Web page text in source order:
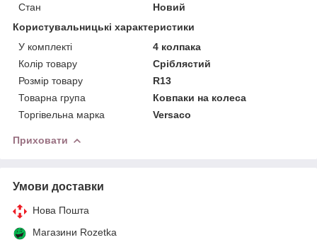
Стан
Новий
Користувальницькі характеристики
У комплекті
4 колпака
Колір товару
Сріблястий
Розмір товару
R13
Товарна група
Ковпаки на колеса
Торгівельна марка
Versaco
Приховати
Умови доставки
Нова Пошта
Магазини Rozetka